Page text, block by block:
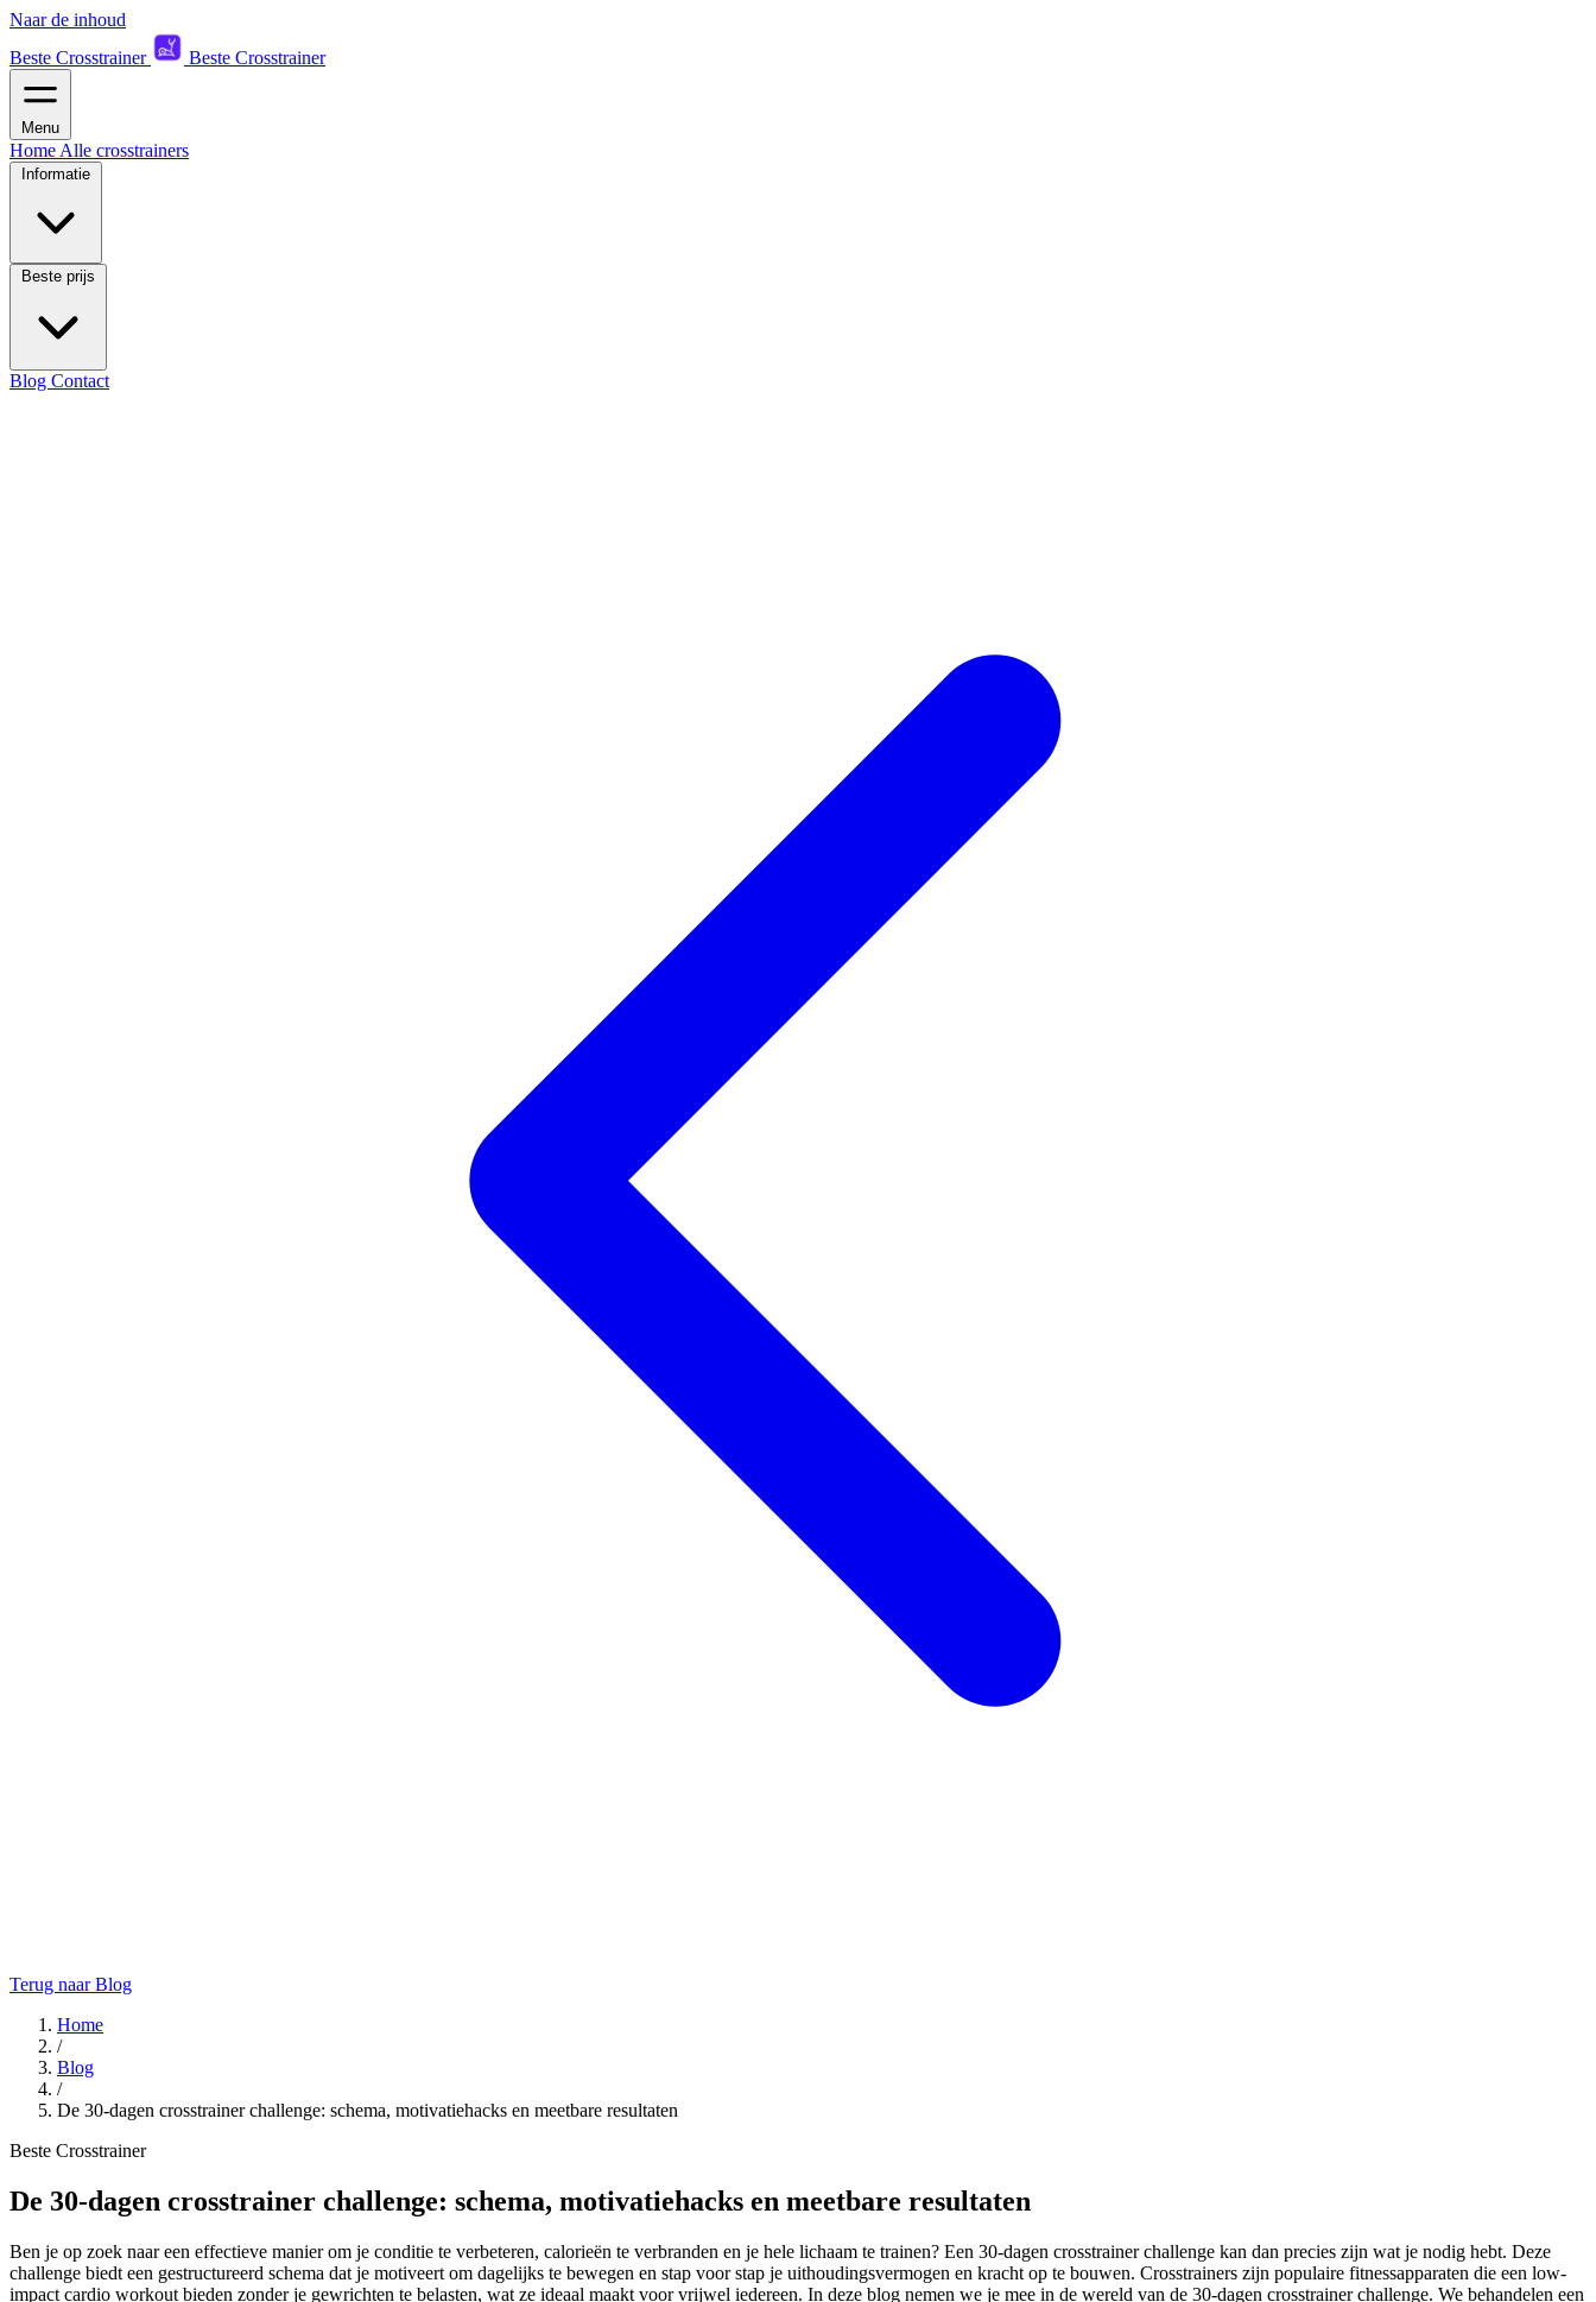
Naar de inhoud
Beste Crosstrainer
Beste Crosstrainer
Menu
Home Alle crosstrainers
Informatie
Beste prijs
Blog Contact
Terug naar Blog
Home
/
Blog
/
De 30-dagen crosstrainer challenge: schema, motivatiehacks en meetbare resultaten
Beste Crosstrainer
De 30-dagen crosstrainer challenge: schema, motivatiehacks en meetbare resultaten
Ben je op zoek naar een effectieve manier om je conditie te verbeteren, calorieën te verbranden en je hele lichaam te trainen? Een 30-dagen crosstrainer challenge kan dan precies zijn wat je nodig hebt. Deze
challenge biedt een gestructureerd schema dat je motiveert om dagelijks te bewegen en stap voor stap je uithoudingsvermogen en kracht op te bouwen. Crosstrainers zijn populaire fitnessapparaten die een low-
impact cardio workout bieden zonder je gewrichten te belasten, wat ze ideaal maakt voor vrijwel iedereen. In deze blog nemen we je mee in de wereld van de 30-dagen crosstrainer challenge. We behandelen een